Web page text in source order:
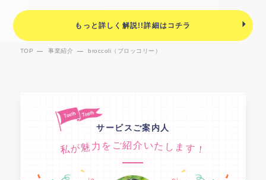
もっと詳しく解説!!詳細はコチラ
TOP 事業紹介 broccoli（ブロッコリー）
サービスご案内人
私が魅力 を ご紹介 いた し ま す ！